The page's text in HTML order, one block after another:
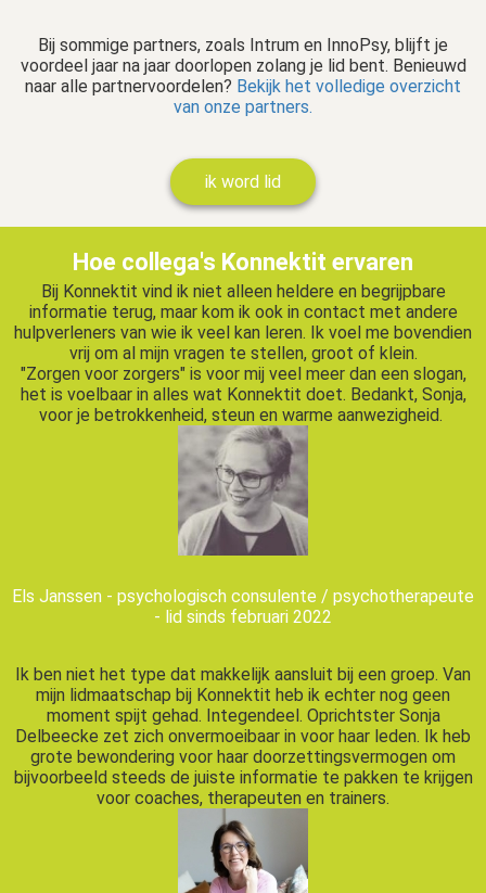
Bij sommige partners, zoals Intrum en InnoPsy, blijft je
voordeel jaar na jaar doorlopen zolang je lid bent. Benieuwd
naar alle partnervoordelen? Bekijk het volledige overzicht
van onze partners.
ik word lid
Hoe collega's Konnektit ervaren
Bij Konnektit vind ik niet alleen heldere en begrijpbare
informatie terug, maar kom ik ook in contact met andere
hulpverleners van wie ik veel kan leren. Ik voel me bovendien
vrij om al mijn vragen te stellen, groot of klein.
"Zorgen voor zorgers" is voor mij veel meer dan een slogan,
het is voelbaar in alles wat Konnektit doet. Bedankt, Sonja,
voor je betrokkenheid, steun en warme aanwezigheid.
Els Janssen - psychologisch consulente / psychotherapeute
- lid sinds februari 2022
Ik ben niet het type dat makkelijk aansluit bij een groep. Van
mijn lidmaatschap bij Konnektit heb ik echter nog geen
moment spijt gehad. Integendeel. Oprichtster Sonja
Delbeecke zet zich onvermoeibaar in voor haar leden. Ik heb
grote bewondering voor haar doorzettingsvermogen om
bijvoorbeeld steeds de juiste informatie te pakken te krijgen
voor coaches, therapeuten en trainers.